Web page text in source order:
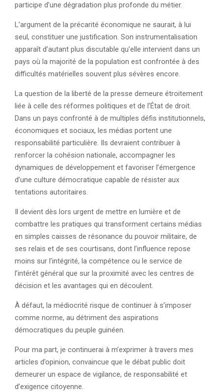
participe d’une dégradation plus profonde du métier.
L’argument de la précarité économique ne saurait, à lui
seul, constituer une justification. Son instrumentalisation
apparaît d’autant plus discutable qu’elle intervient dans un
pays où la majorité de la population est confrontée à des
difficultés matérielles souvent plus sévères encore.
La question de la liberté de la presse demeure étroitement
liée à celle des réformes politiques et de l’État de droit.
Dans un pays confronté à de multiples défis institutionnels,
économiques et sociaux, les médias portent une
responsabilité particulière. Ils devraient contribuer à
renforcer la cohésion nationale, accompagner les
dynamiques de développement et favoriser l’émergence
d’une culture démocratique capable de résister aux
tentations autoritaires.
Il devient dès lors urgent de mettre en lumière et de
combattre les pratiques qui transforment certains médias
en simples caisses de résonance du pouvoir militaire, de
ses relais et de ses courtisans, dont l’influence repose
moins sur l’intégrité, la compétence ou le service de
l’intérêt général que sur la proximité avec les centres de
décision et les avantages qui en découlent.
À défaut, la médiocrité risque de continuer à s’imposer
comme norme, au détriment des aspirations
démocratiques du peuple guinéen.
Pour ma part, je continuerai à m’exprimer à travers mes
articles d’opinion, convaincue que le débat public doit
demeurer un espace de vigilance, de responsabilité et
d’exigence citoyenne.